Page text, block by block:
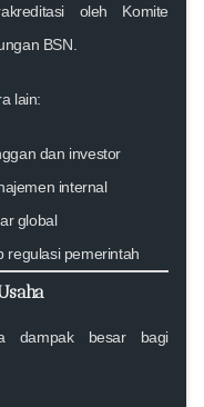
oleh Komite
BSN
lain:
dan investor
internal
global
regulasi pemerintah
dampak besar bagi